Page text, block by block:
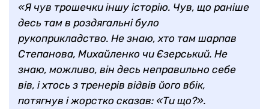
«Я чув трошечки іншу історію. Чув, що раніше
десь там в роздягальні було
рукоприкладство. Не знаю, хто там шарпав
Степанова, Михайленко чи Єзерський. Не
знаю, можливо, він десь неправильно себе
вів, і хтось з тренерів відвів його вбік,
потягнув і жорстко сказав: «Ти що?».